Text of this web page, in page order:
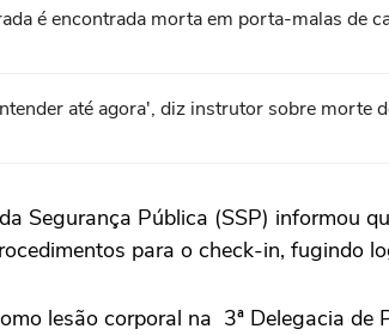
é encontrada morta em porta-malas de
até agora', diz instrutor sobre morte
Segurança Pública (SSP) informou
para o check-in, fugindo
lesão corporal na 3ª Delegacia de